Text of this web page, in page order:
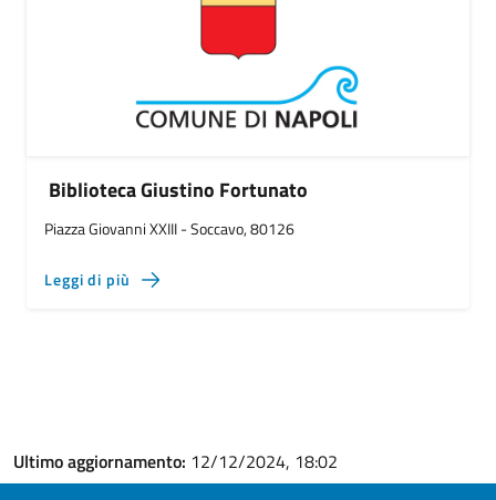
Biblioteca Giustino Fortunato
Piazza Giovanni XXIII - Soccavo, 80126
Leggi di più
Ultimo aggiornamento: 12/12/2024, 18:02